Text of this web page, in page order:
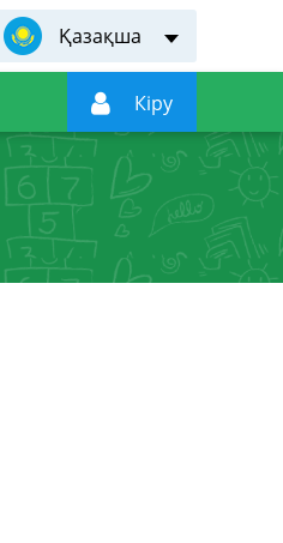
Қазақша
 Кiру